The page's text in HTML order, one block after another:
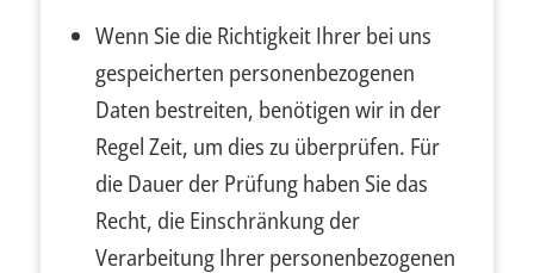
Wenn Sie die Richtigkeit Ihrer bei uns
gespeicherten personenbezogenen
Daten bestreiten, benötigen wir in der
Regel Zeit, um dies zu überprüfen. Für
die Dauer der Prüfung haben Sie das
Recht, die Einschränkung der
Verarbeitung Ihrer personenbezogenen